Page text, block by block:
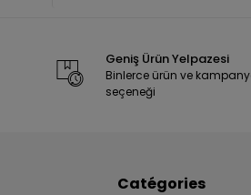
Geniş Ürün Yelpazesi
Binlerce ürün ve
seçeneği
Catégories